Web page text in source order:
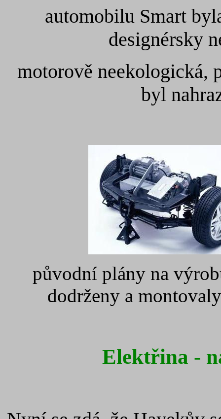
automobilu Smart
designérsky
motorově neekologická,
byl
původní plány na
dodrženy a
Elektřina -